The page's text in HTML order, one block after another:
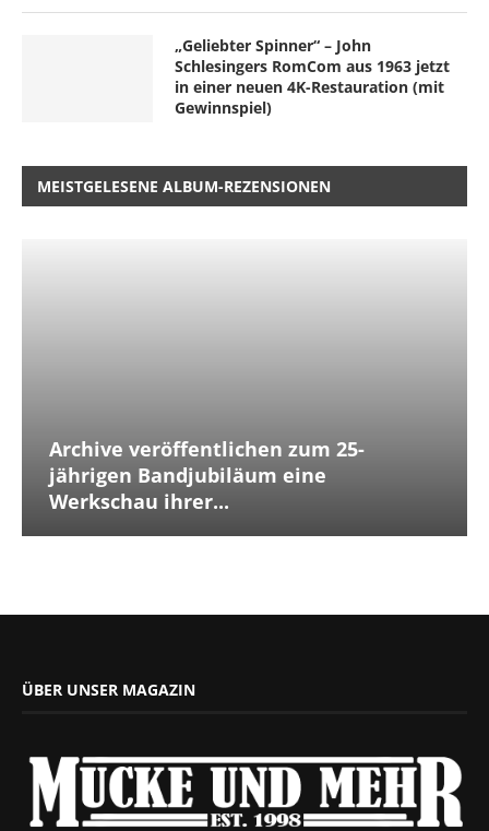
„Geliebter Spinner“ – John
Schlesingers RomCom aus 1963 jetzt
in einer neuen 4K-Restauration (mit
Gewinnspiel)
MEISTGELESENE ALBUM-REZENSIONEN
Archive veröffentlichen zum 25-
jährigen Bandjubiläum eine
Werkschau ihrer...
ÜBER UNSER MAGAZIN